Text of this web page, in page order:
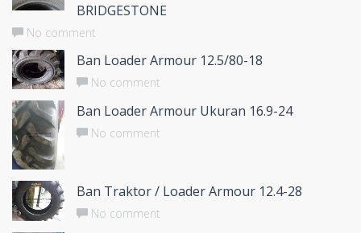
BRIDGESTONE
No comment
Ban Loader Armour 12.5/80-18
No comment
Ban Loader Armour Ukuran 16.9-24
No comment
Ban Traktor / Loader Armour 12.4-28
No comment